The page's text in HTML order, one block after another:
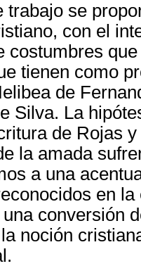
trabajo se
con el
costumbres
tienen como
de
Silva. La
de Rojas
la amada
a una
en
conversión
noción